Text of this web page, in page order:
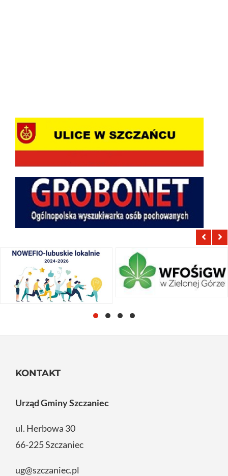
KONTAKT
Urząd Gminy Szczaniec
ul. Herbowa 30
66-225 Szczaniec
ug@szczaniec.pl